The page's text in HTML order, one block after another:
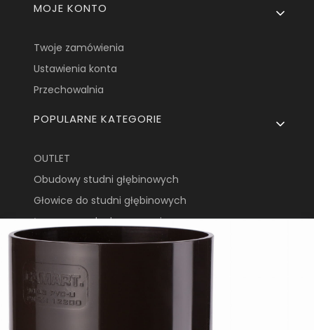
MOJE KONTO
Twoje zamówienia
Ustawienia konta
Przechowalnia
POPULARNE KATEGORIE
OUTLET
Obudowy studni głębinowych
Głowice do studni głębinowych
Łapacze wody deszczowej
Zbiorniki na deszczówkę
Asortyment rynnowy
Kształtki doczołowe